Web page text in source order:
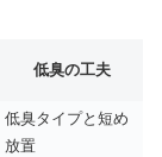
低臭の工夫
低臭タイプと短め
放置